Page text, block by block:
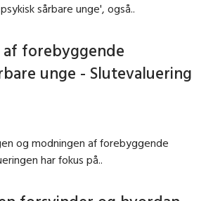
sårbare unge', også..
af forebyggende
unge - Slutevaluering
og modningen af forebyggende
har fokus på..